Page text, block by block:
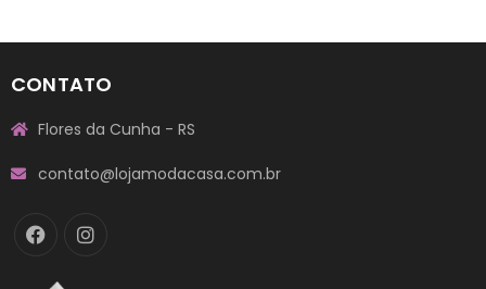
CONTATO
Flores da Cunha - RS
contato@lojamodacasa.com.br